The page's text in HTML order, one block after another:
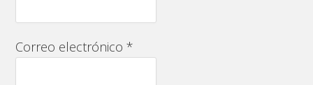
Correo electrónico*